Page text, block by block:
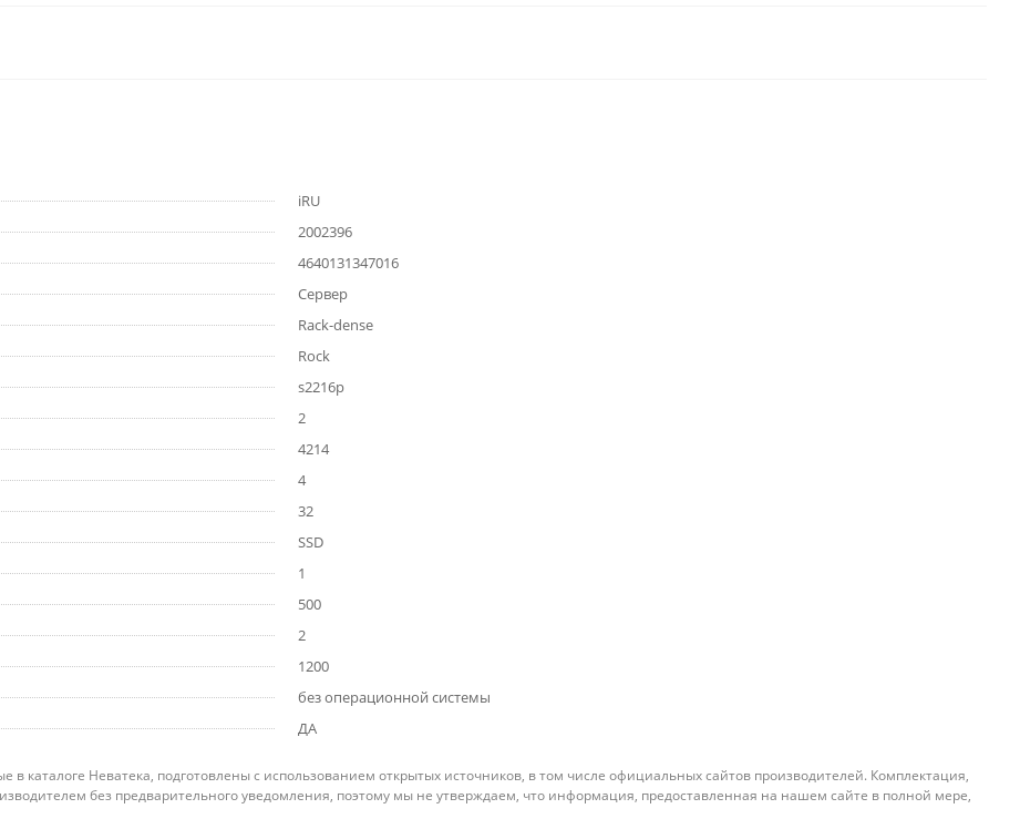
iRU
2002396
4640131347016
Сервер
Rack-dense
Rock
s2216p
2
4214
4
32
SSD
1
500
2
1200
без операционной системы
ДА
в каталоге Неватека, подготовлены с использованием открытых источников, в том числе официальных сайтов производителей. Комплектация,
без предварительного уведомления, поэтому мы не утверждаем, что информация, предоставленная на нашем сайте в полной мере,